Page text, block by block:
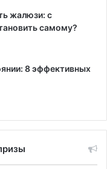
жалюзи: с
самому?
8 эффективных